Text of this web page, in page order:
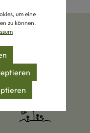
Manufakturen
um eine
zu können.